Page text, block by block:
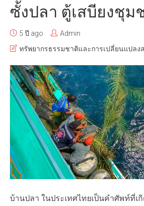
ซั้งปลา ตู้เสบียงชุม
5 ปี ago
Admin
ทรัพยากรธรรมชาติและการเปลี่ยนแปลง
บ้านปลา ในประเทศไทยเป็นคำศัพท์ที่เ